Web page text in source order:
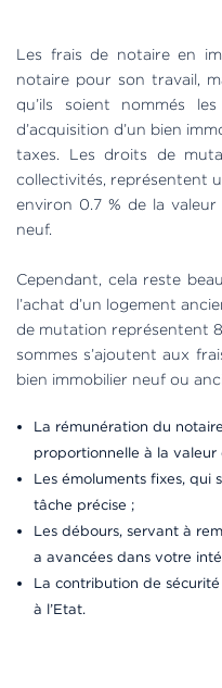
Les frais de notaire en
notaire pour son travail,
qu’ils soient nommés
d’acquisition d’un bien
taxes. Les droits de
collectivités, représentent
environ 0.7 % de la valeur
neuf.
Cependant, cela reste
l’achat d’un logement
de mutation représentent
sommes s’ajoutent aux
bien immobilier neuf ou
La rémunération du
proportionnelle à la valeur
Les émoluments fixes,
tâche précise ;
Les débours, servant à
a avancées dans votre
La contribution de
à l’Etat.